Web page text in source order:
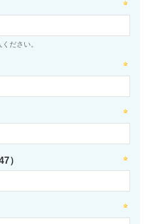
ださい。
）